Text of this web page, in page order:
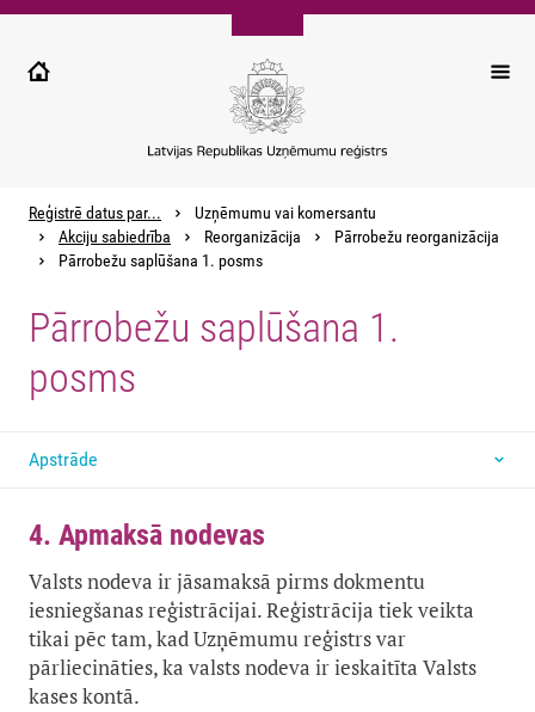
Pārlekt
galveno
Reģistrē datus par...
Uzņēmumu vai komersantu
Akciju sabiedrība
Reorganizācija
Pārrobežu reorganizācija
Pārrobežu saplūšana 1. posms
Pārrobežu saplūšana 1.
posms
Apstrāde
4. Apmaksā nodevas
Valsts nodeva ir jāsamaksā pirms dokmentu
iesniegšanas reģistrācijai. Reģistrācija tiek veikta
tikai pēc tam, kad Uzņēmumu reģistrs var
pārliecināties, ka valsts nodeva ir ieskaitīta Valsts
kases kontā.